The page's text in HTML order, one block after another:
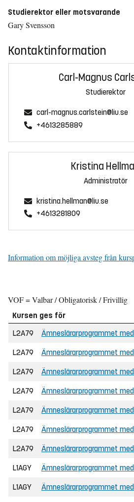
Studierektor eller motsvarande
Gary Svensson
Kontaktinformation
Carl-Magnus
Studierektor
carl-magnus.carlstein@liu.se
+4613285889
Kristina
Administratör
kristina.hellman@liu.se
+4613281809
Information om möjliga avsteg från
VOF = Valbar / Obligatorisk / Frivillig
Kursen ges för
L2A79
Ämneslärarprogrammet
L2A79 Ämneslärarprogrammet
L2A79 Ämneslärarprogrammet
L2A79 Ämneslärarprogrammet
L2A79 Ämneslärarprogrammet
L2A79 Ämneslärarprogrammet
L2A79 Ämneslärarprogrammet
L1AGY Ämneslärarprogrammet
L1AGY Ämneslärarprogrammet